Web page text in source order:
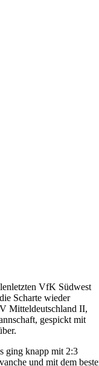
VfK Südwest
Scharte wieder
Mitteldeutschland II,
gespickt mit
ging knapp mit 2:3
und mit dem